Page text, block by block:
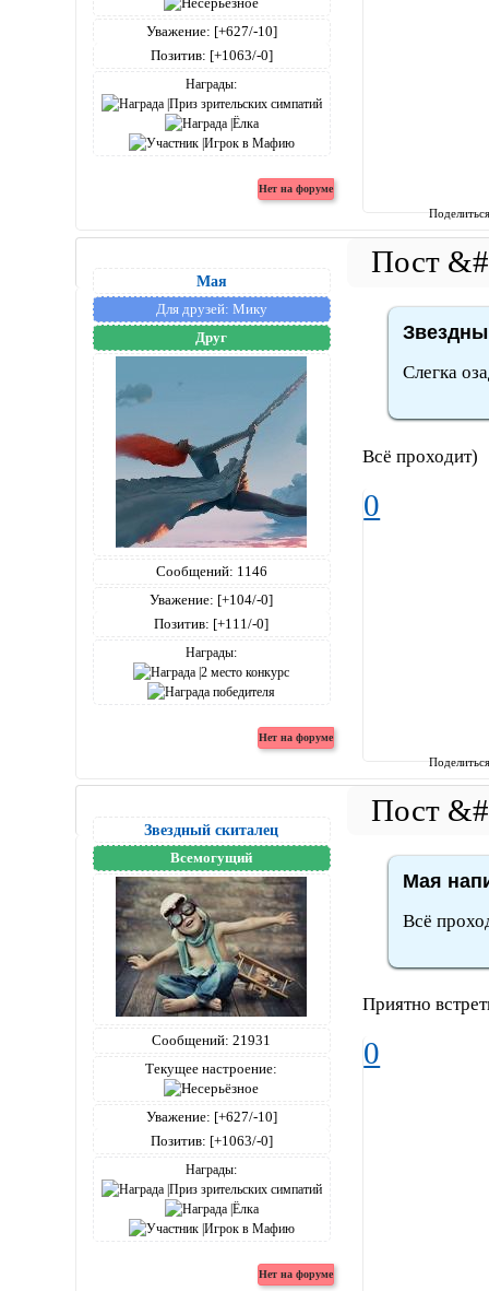
Уважение: [+627/-10]
Позитив: [+1063/-0]
Награды:
Мая
Для друзей: Мику
Друг
Сообщений: 1146
Уважение: [+104/-0]
Позитив: [+111/-0]
Награды:
Слегка
Всё проходит)
0
Звездный скиталец
Всемогущий
Сообщений: 21931
Текущее настроение:
Уважение: [+627/-10]
Позитив: [+1063/-0]
Награды:
Мая
Всё
Приятно
0